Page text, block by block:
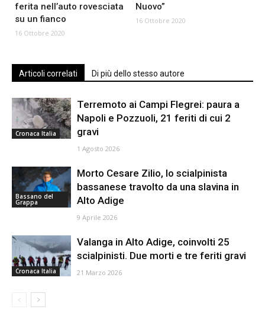
ferita nell’auto rovesciata
su un fianco
16 Ottobre 2020
Nuovo”
16 Ottobre 2020
Articoli correlati Di più dello stesso autore
Cronaca Italia
Terremoto ai Campi Flegrei: paura a
Napoli e Pozzuoli, 21 feriti di cui 2
gravi
1 Agosto 2026
Bassano del
Grappa
Morto Cesare Zilio, lo scialpinista
bassanese travolto da una slavina in
Alto Adige
9 Aprile 2026
Cronaca Italia
Valanga in Alto Adige, coinvolti 25
scialpinisti. Due morti e tre feriti gravi
21 Marzo 2026